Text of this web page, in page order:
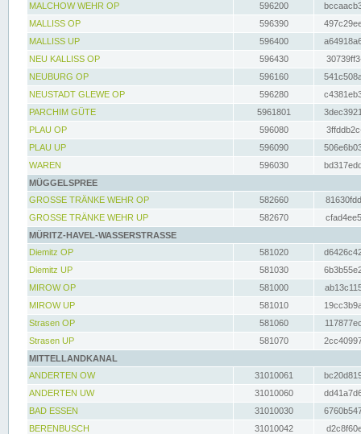
MALCHOW WEHR OP
596200
MALLISS OP
596390
MALLISS UP
596400
NEU KALLISS OP
596430
NEUBURG OP
596160
NEUSTADT GLEWE OP
596280
PARCHIM GÜTE
5961801
PLAU OP
596080
PLAU UP
596090
WAREN
596030
MÜGGELSPREE
GROSSE TRÄNKE WEHR OP
582660
GROSSE TRÄNKE WEHR UP
582670
MÜRITZ-HAVEL-WASSERSTRASSE
Diemitz OP
581020
Diemitz UP
581030
MIROW OP
581000
MIROW UP
581010
Strasen OP
581060
Strasen UP
581070
MITTELLANDKANAL
ANDERTEN OW
31010061
ANDERTEN UW
31010060
BAD ESSEN
31010030
BERENBUSCH
31010042